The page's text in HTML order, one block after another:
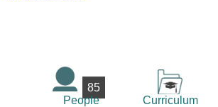
85
People
Curriculum